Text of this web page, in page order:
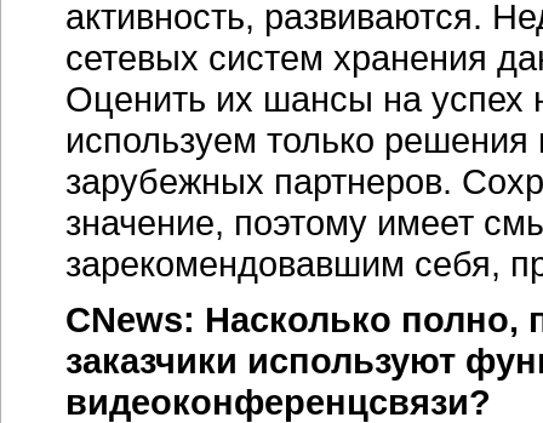
активность, развиваются.
сетевых систем хранения
Оценить их шансы на успех
используем только
зарубежных партнеров.
значение, поэтому имеет
зарекомендовавшим себя,
CNews: Насколько
заказчики используют
видеоконференцсвязи?